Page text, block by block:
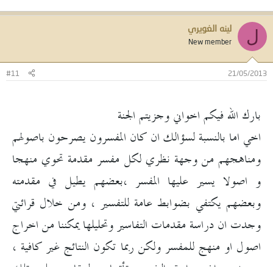
ل لينه الغويري
New member
21/05/2013
#11
بارك الله فيكم اخواني وجزيتم الجنة
اخي اما بالنسبة لسؤالك ان كان المفسرون يصرحون باصولهم
ومناهجهم من وجهة نظري لكل مفسر مقدمة تحوي منهجا
و اصولا يسير عليها المفسر ،بعضهم يطيل في مقدمته
وبعضهم يكتفي بضوابط عامة للتفسير ، ومن خلال قرائتي
وجدت ان دراسة مقدمات التفاسير وتحليلها يمكننا من اخراج
اصول او منهج للمفسر ولكن ربما تكون النتائج غير كافية ،